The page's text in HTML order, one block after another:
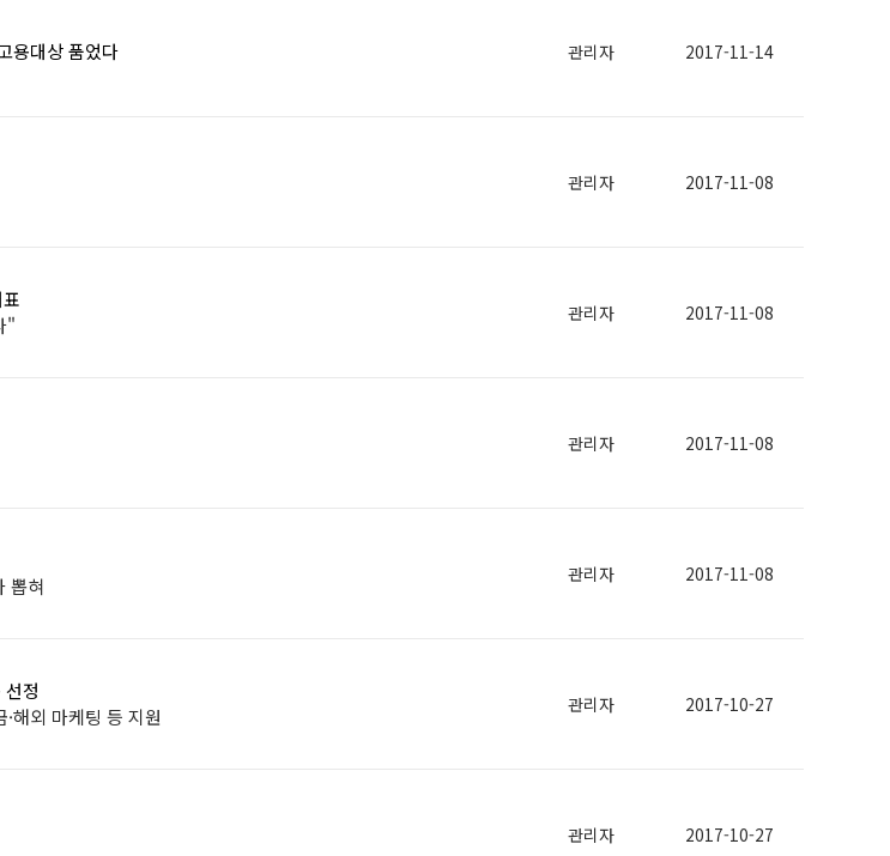
용대상 품었다 관리자 2017-11-14
관리자 2017-11-08
"
관리자 2017-11-08
관리자 2017-11-08
뽑혀
관리자 2017-11-08
정
해외 마케팅 등 지원
관리자 2017-10-27
관리자 2017-10-27